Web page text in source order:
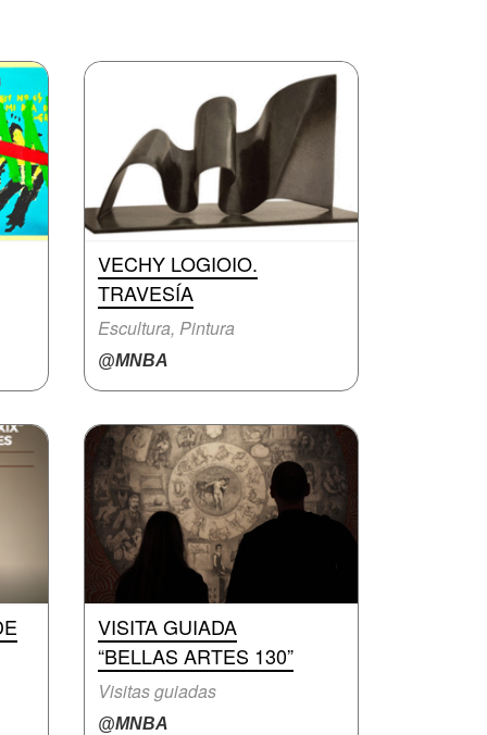
VECHY LOGIOIO.
TRAVESÍA
Escultura, Pintura
@MNBA
VISITA GUIADA
“BELLAS ARTES 130”
Visitas guiadas
@MNBA